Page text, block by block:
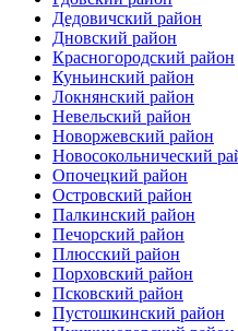
Дедовичский район
Дновский район
Красногородский район
Куньинский район
Локнянский район
Невельский район
Новоржевский район
Новосокольнический
Опочецкий район
Островский район
Палкинский район
Печорский район
Плюсский район
Порховский район
Псковский район
Пустошкинский район